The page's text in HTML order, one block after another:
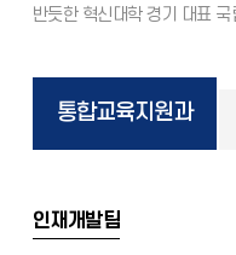
통합교육지원과
인재개발팀